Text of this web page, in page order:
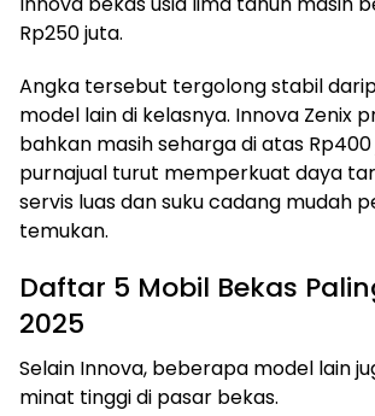
Rp250 juta.
Angka tersebut tergolong stabil
model lain di kelasnya. Innova Zenix
bahkan masih seharga di atas
purnajual turut memperkuat daya
servis luas dan suku cadang mudah
temukan.
Daftar 5 Mobil Bekas
2025
Selain Innova, beberapa model lain
minat tinggi di pasar bekas.